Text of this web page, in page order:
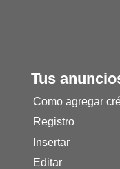
Tus
Como agregar
Registro
Insertar
Editar